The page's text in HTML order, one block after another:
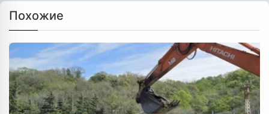
Похожие